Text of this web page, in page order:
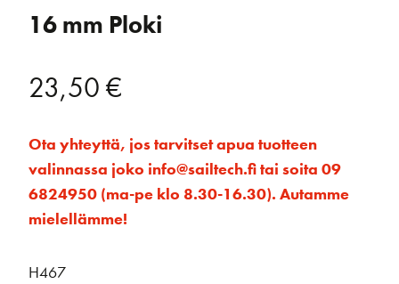
16 mm Ploki
23,50€
Ota yhteyttä, jos tarvitset apua tuotteen
valinnassa joko info@sailtech.fi tai soita 09
6824950 (ma-pe klo 8.30-16.30). Autamme
mielellämme!
H467